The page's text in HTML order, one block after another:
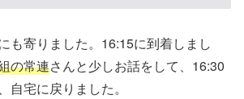
も寄りました。16:15に到着しまし
の常連さんと少しお話をして、16:30
自宅に戻りました。